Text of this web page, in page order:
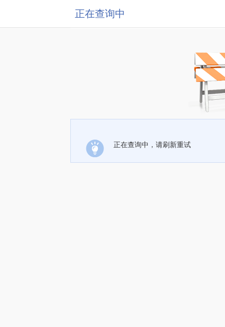
正在查询中
正在查询中，请刷新重试